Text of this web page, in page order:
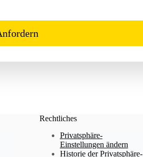
Rechtliches
Privatsphäre-
Einstellungen ändern
Historie der Privatsphäre-